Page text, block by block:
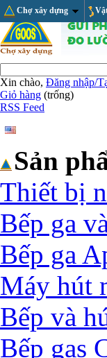
Chợ xây dựng
Xin chào, Đăng nhập/
Giỏ hàng (trống)
RSS Feed
Sản
Thiết bị
Bếp ga
Bếp ga
Máy hút
Bếp và
Bếp gas